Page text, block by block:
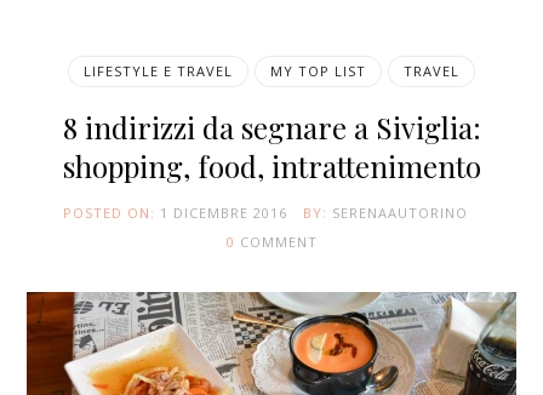
LIFESTYLE E TRAVEL MY TOP LIST TRAVEL
8 indirizzi da segnare a Siviglia:
shopping, food, intrattenimento
POSTED ON: 1 DICEMBRE 2016 BY: SERENAAUTORINO
0 COMMENT